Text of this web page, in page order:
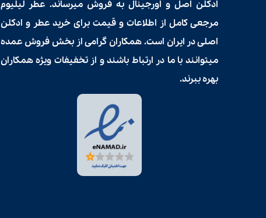
ادکلن اصل و اورجینال به فروش میرساند. عطر لیلیوم
مرجعی کامل از اطلاعات و قیمت برای خرید عطر و ادکلن
اصلی در ایران است. همکاران گرامی از بخش فروش عمده
میتوانند با ما در ارتباط باشند و از تخفیفات ویژه همکاران
بهره ببرند.